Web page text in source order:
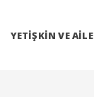
YETIŞKIN VE AILE